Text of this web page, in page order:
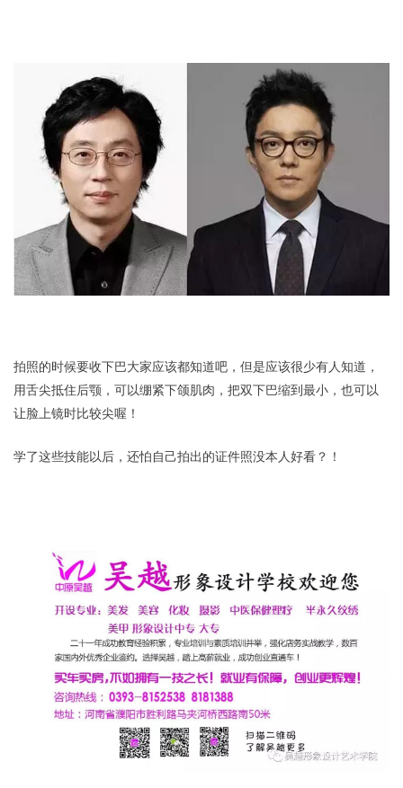
拍照的时候要收下巴大家应该都知道吧，但是应该很少有人知道，
用舌尖抵住后颚，可以绷紧下颌肌肉，把双下巴缩到最小，也可以
让脸上镜时比较尖喔！
学了这些技能以后，还怕自己拍出的证件照没本人好看？！